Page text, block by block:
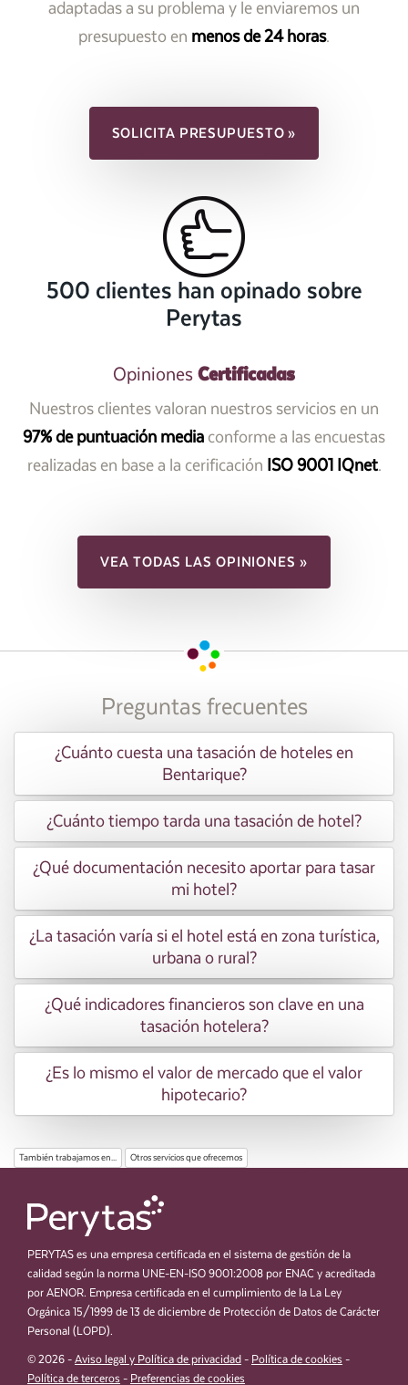
adaptadas a su problema y le enviaremos un
presupuesto en menos de 24 horas.
SOLICITA PRESUPUESTO »
500 clientes han opinado sobre
Perytas
Opiniones Certificadas
Nuestros clientes valoran nuestros servicios en un
97% de puntuación mediaconforme a las encuestas
realizadas en base a la cerificación ISO 9001 IQnet.
VEA TODAS LAS OPINIONES »
Preguntas frecuentes
¿Cuánto cuesta una tasación de hoteles en
Bentarique?
¿Cuánto tiempo tarda una tasación de hotel?
¿Qué documentación necesito aportar para tasar
mi hotel?
¿La tasación varía si el hotel está en zona turística,
urbana o rural?
¿Qué indicadores financieros son clave en una
tasación hotelera?
¿Es lo mismo el valor de mercado que el valor
hipotecario?
También trabajamos en... Otros servicios que ofrecemos
PERYTAS es una empresa certificada en el sistema de gestión de la
calidad según la norma UNE-EN-ISO 9001:2008 por ENAC y acreditada
por AENOR. Empresa certificada en el cumplimiento de la La Ley
Orgánica 15/1999 de 13 de diciembre de Protección de Datos de Carácter
Personal (LOPD).
© 2026 - Aviso legal y Política de privacidad - Política de cookies -
Política de terceros - Preferencias de cookies